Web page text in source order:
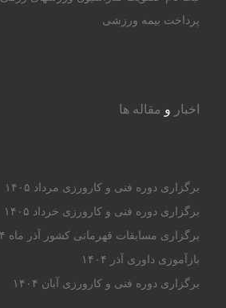
پرداخت بیمه ورزشی
اخبار و مقاله ها
برگزاری دوره فنی و کارورزی مرداد ۱۴۰۵
برگزاری دوره فنی و کارورزی خرداد ۱۴۰۵
برگزاری مسابقات قهرمانی کشور آذر ماه ۱۴۰۴
بازآموزی داوری آذر ۱۴۰۴
برگزاری دوره فنی و کارورزی آبان ۱۴۰۴